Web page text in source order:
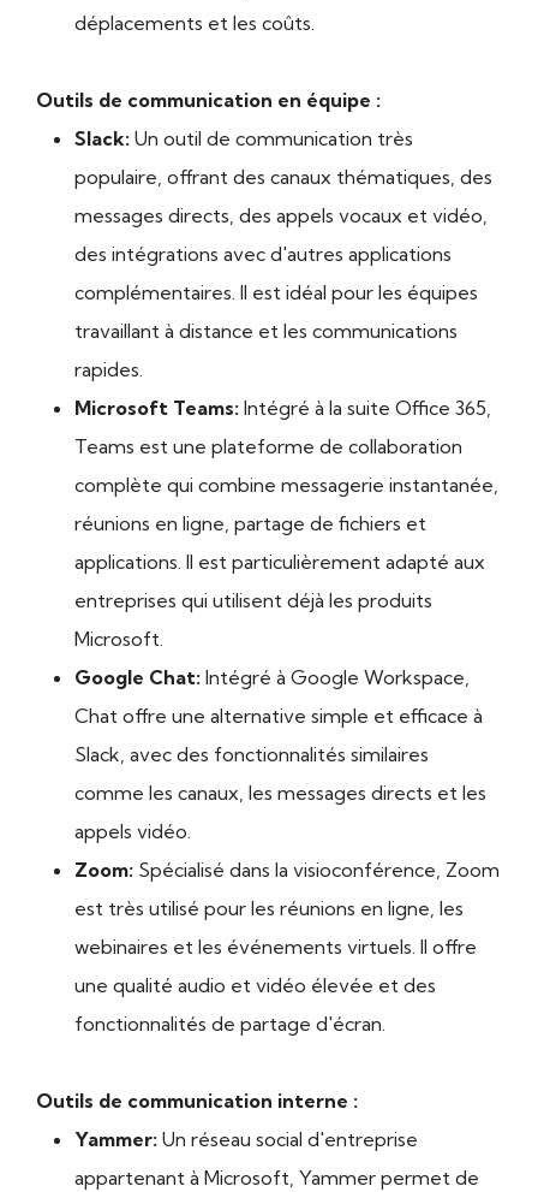
déplacements et les coûts.
Outils de communication en équipe :
Slack: Un outil de communication très
populaire, offrant des canaux thématiques, des
messages directs, des appels vocaux et vidéo,
des intégrations avec d'autres applications
complémentaires. Il est idéal pour les équipes
travaillant à distance et les communications
rapides.
Microsoft Teams: Intégré à la suite Office 365,
Teams est une plateforme de collaboration
complète qui combine messagerie instantanée,
réunions en ligne, partage de fichiers et
applications. Il est particulièrement adapté aux
entreprises qui utilisent déjà les produits
Microsoft.
Google Chat: Intégré à Google Workspace,
Chat offre une alternative simple et efficace à
Slack, avec des fonctionnalités similaires
comme les canaux, les messages directs et les
appels vidéo.
Zoom: Spécialisé dans la visioconférence, Zoom
est très utilisé pour les réunions en ligne, les
webinaires et les événements virtuels. Il offre
une qualité audio et vidéo élevée et des
fonctionnalités de partage d'écran.
Outils de communication interne :
Yammer: Un réseau social d'entreprise
appartenant à Microsoft, Yammer permet de